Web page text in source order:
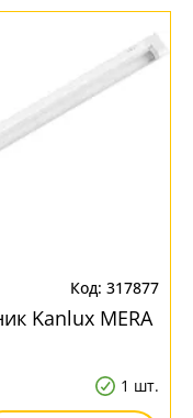
317877
Kanlux MERA
1 шт.